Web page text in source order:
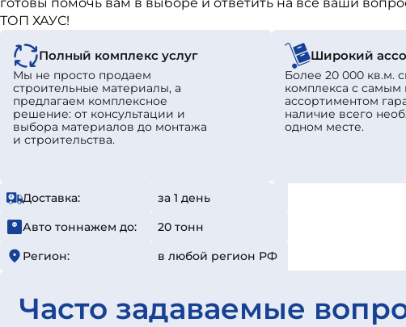
ТОП ХАУС!
Полный комплекс услуг
Мы не просто продаем
строительные материалы, а
предлагаем комплексное
решение: от консультации и
выбора материалов до монтажа
и строительства.
Широкий
Более 20 000 кв.м.
комплекса с
ассортиментом
наличие всего
одном месте.
Доставка:
за 1 день
Авто тоннажем до:
20 тонн
Регион:
в любой регион РФ
Часто задаваемые